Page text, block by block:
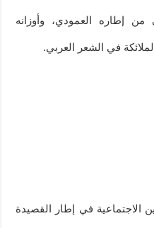
إطاره العمودي، وأوزانه
في الشعر العربي.
الاجتماعية في إطار القصيدة